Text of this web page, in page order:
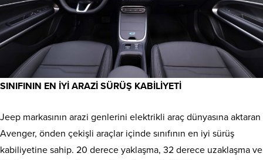
SINIFININ EN İYİ ARAZİ SÜRÜŞ KABİLİYETİ
Jeep markasının arazi genlerini elektrikli araç dünyasına aktaran
Avenger, önden çekişli araçlar içinde sınıfının en iyi sürüş
kabiliyetine sahip. 20 derece yaklaşma, 32 derece uzaklaşma ve